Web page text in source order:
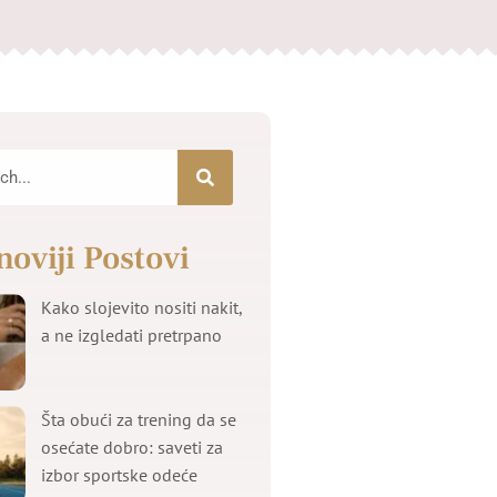
Postovi
Kako slojevito nositi nakit,
a ne izgledati pretrpano
Šta obući za trening da se
osećate dobro: saveti za
izbor sportske odeće